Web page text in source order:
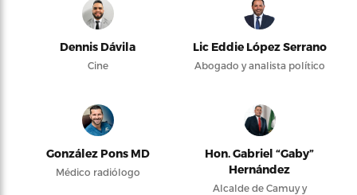
Dennis Dávila
Cine
Lic Eddie López Serrano
Abogado y analista político
González Pons MD
Médico radiólogo
Hon. Gabriel “Gaby”
Hernández
Alcalde de Camuy y